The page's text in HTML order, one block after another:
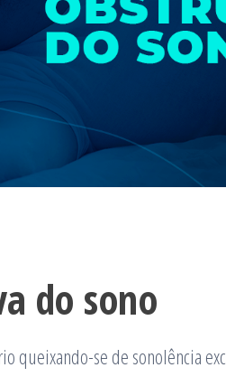
do sono
queixando-se de sonolência